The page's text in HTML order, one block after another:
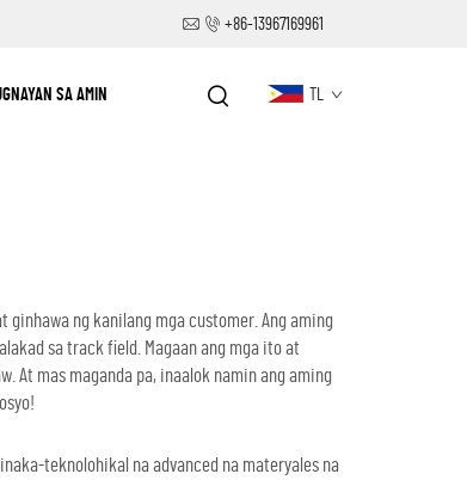
+86-13967169961
SA AMIN TL
ginhawa ng kanilang mga customer. Ang aming
sa track field. Magaan ang mga ito at
At mas maganda pa, inaalok namin ang aming
teknolohikal na advanced na materyales na